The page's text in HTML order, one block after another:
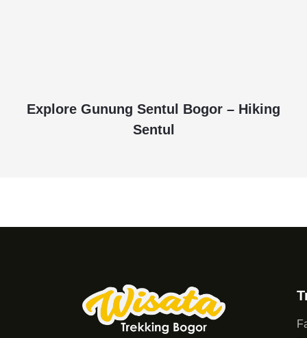
Explore Gunung Sentul Bogor – Hiking
Sentul